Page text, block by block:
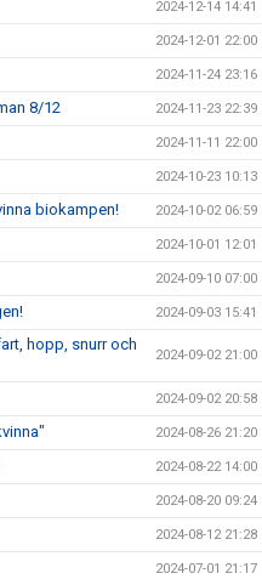
2024-12-14 14:41
2024-12-01 22:00
2024-11-24 23:16
8/12 2024-11-23 22:39
2024-11-11 22:00
2024-10-23 10:13
biokampen! 2024-10-02 06:59
2024-10-01 12:01
2024-09-10 07:00
2024-09-03 15:41
hopp, snurr och
2024-09-02 21:00
2024-09-02 20:58
2024-08-26 21:20
2024-08-22 14:00
2024-08-20 09:24
2024-08-12 21:28
2024-07-01 21:17